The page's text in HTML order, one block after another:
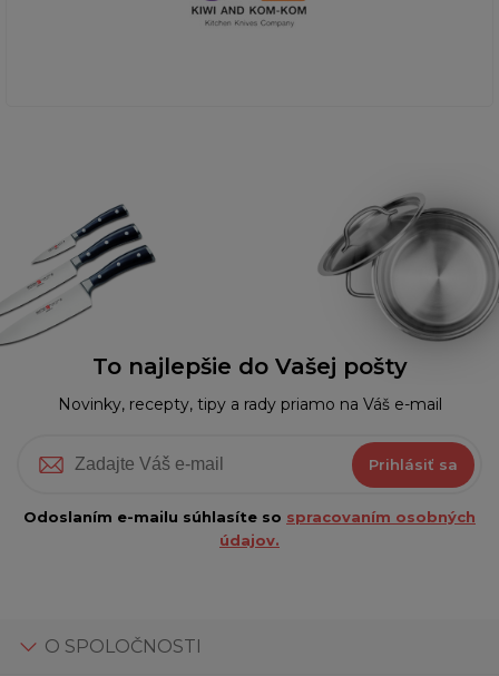
To najlepšie do Vašej pošty
Novinky, recepty, tipy a rady priamo na Váš e-mail
Prihlásiť sa
Odoslaním e-mailu súhlasíte so spracovaním osobných
údajov.
O SPOLOČNOSTI